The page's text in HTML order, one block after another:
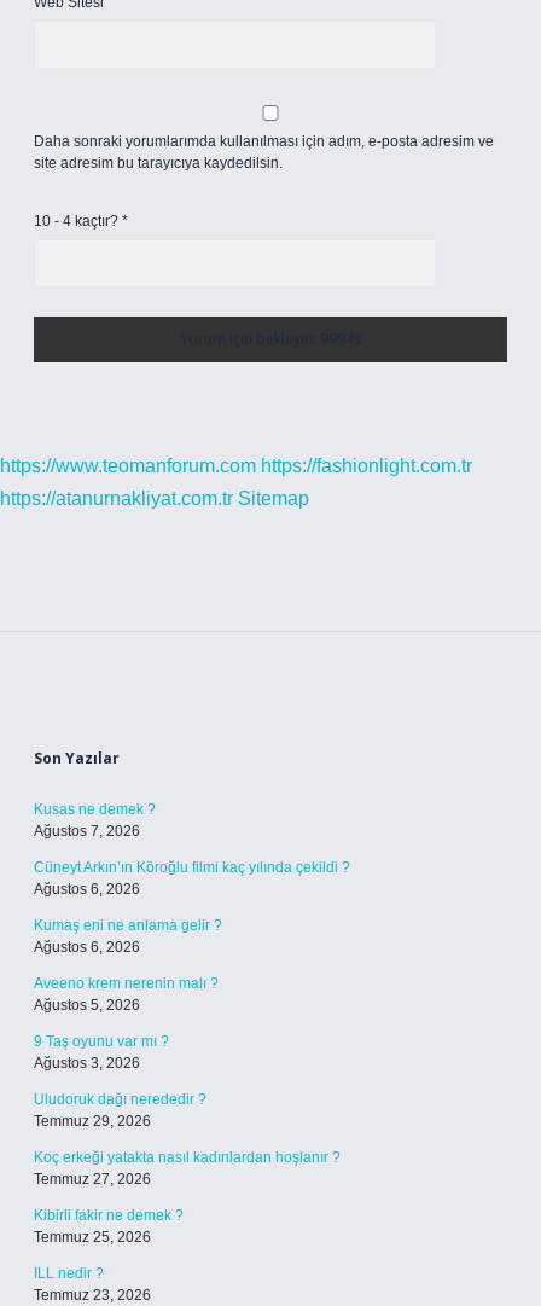
Daha sonraki yorumlarımda kullanılması için adım, e-posta adresim ve
site adresim bu tarayıcıya kaydedilsin.
10 - 4 kaçtır? *
https://www.teomanforum.com https://fashionlight.com.tr
https://atanurnakliyat.com.tr Sitemap
Son Yazılar
Kusas ne demek ?
Ağustos 7, 2026
Cüneyt Arkın’ın Köroğlu filmi kaç yılında çekildi ?
Ağustos 6, 2026
Kumaş eni ne anlama gelir ?
Ağustos 6, 2026
Aveeno krem nerenin malı ?
Ağustos 5, 2026
9 Taş oyunu var mı ?
Ağustos 3, 2026
Uludoruk dağı nerededir ?
Temmuz 29, 2026
Koç erkeği yatakta nasıl kadınlardan hoşlanır ?
Temmuz 27, 2026
Kibirli fakir ne demek ?
Temmuz 25, 2026
ILL nedir ?
Temmuz 23, 2026